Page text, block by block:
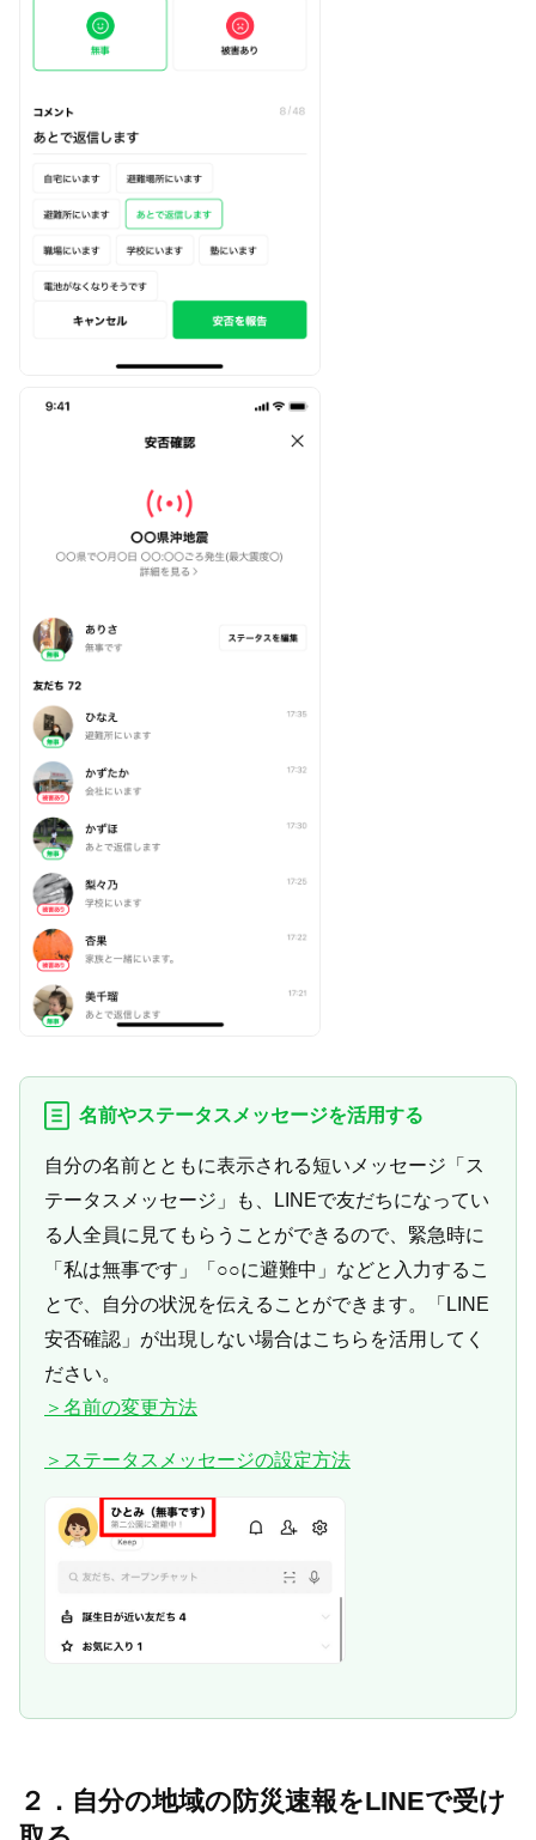
名前やステータスメッセージを活用する
自分の名前とともに表示される短いメッセージ「ス
テータスメッセージ」も、LINEで友だちになってい
る人全員に見てもらうことができるので、緊急時に
「私は無事です」「○○に避難中」などと入力するこ
とで、自分の状況を伝えることができます。「LINE
安否確認」が出現しない場合はこちらを活用してく
ださい。
＞名前の変更方法
＞ステータスメッセージの設定方法
２．自分の地域の防災速報をLINEで受け